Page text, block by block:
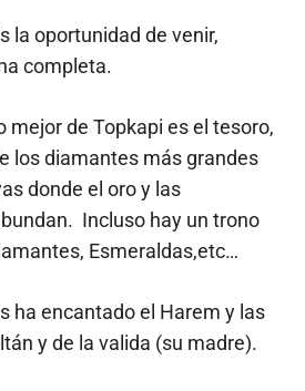
la oportunidad de venir,
completa.
mejor de Topkapi es el tesoro,
los diamantes más grandes
donde el oro y las
Incluso hay un trono
Esmeraldas,etc…
ha encantado el Harem y las
y de la valida (su madre).